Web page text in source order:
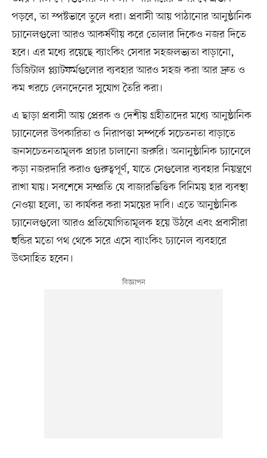
পড়বে, তা স্পষ্টভাবে তুলে ধরা। প্রবাসী আয় পাঠানোর আনুষ্ঠানিক
চ্যানেলগুলো আরও আকর্ষণীয় করে তোলার দিকেও নজর দিতে
হবে। এর মধ্যে রয়েছে ব্যাংকিং সেবার সহজলভ্যতা বাড়ানো,
ডিজিটাল প্ল্যাটফর্মগুলোর ব্যবহার আরও সহজ করা আর দ্রুত ও
কম খরচে লেনদেনের সুযোগ তৈরি করা।
এ ছাড়া প্রবাসী আয় প্রেরক ও দেশীয় গ্রহীতাদের মধ্যে আনুষ্ঠানিক
চ্যানেলের উপকারিতা ও নিরাপত্তা সম্পর্কে সচেতনতা বাড়াতে
জনসচেতনতামূলক প্রচার চালানো জরুরি। অনানুষ্ঠানিক চ্যানেলে
কড়া নজরদারি করাও গুরুত্বপূর্ণ, যাতে সেগুলোর ব্যবহার নিয়ন্ত্রণে
রাখা যায়। সবশেষে সম্প্রতি যে বাজারভিত্তিক বিনিময় হার ব্যবস্থা
নেওয়া হলো, তা কার্যকর করা সময়ের দাবি। এতে আনুষ্ঠানিক
চ্যানেলগুলো আরও প্রতিযোগিতামূলক হয়ে উঠবে এবং প্রবাসীরা
হুন্ডির মতো পথ থেকে সরে এসে ব্যাংকিং চ্যানেল ব্যবহারে
উৎসাহিত হবেন।